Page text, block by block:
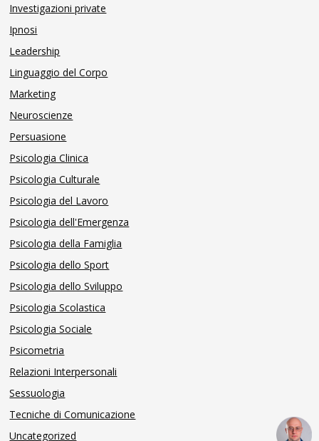
Investigazioni private
Ipnosi
Leadership
Linguaggio del Corpo
Marketing
Neuroscienze
Persuasione
Psicologia Clinica
Psicologia Culturale
Psicologia del Lavoro
Psicologia dell'Emergenza
Psicologia della Famiglia
Psicologia dello Sport
Psicologia dello Sviluppo
Psicologia Scolastica
Psicologia Sociale
Psicometria
Relazioni Interpersonali
Sessuologia
Tecniche di Comunicazione
Uncategorized